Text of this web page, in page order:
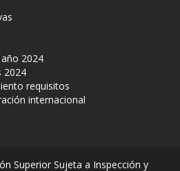
2024
2024
requisitos
internacional
Superior Sujeta a Inspección y